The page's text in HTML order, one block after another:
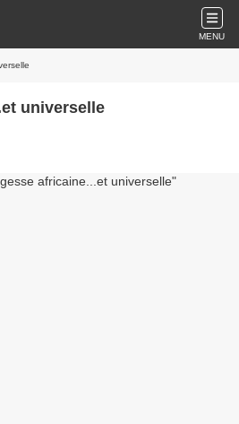
MENU
universelle